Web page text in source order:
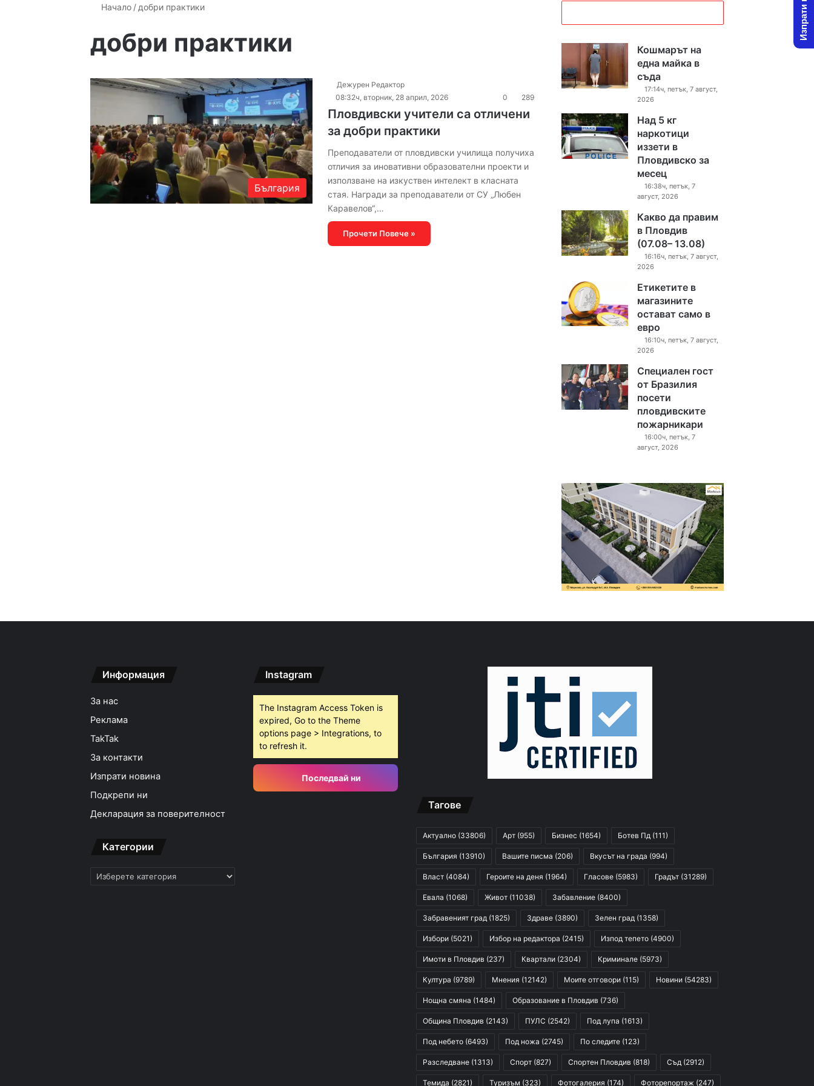
Начало / добри практики
добри практики
България
Дежурен Редактор
08:32ч, вторник, 28 април, 2026
0 289
Пловдивски учители са отличени
за добри практики
Преподаватели от пловдивски училища получиха
отличия за иновативни образователни проекти и
използване на изкуствен интелект в класната
стая. Награди за преподаватели от СУ „Любен
Каравелов“,…
Прочети Повече »
Кошмарът на
една майка в
съда
17:14ч, петък, 7 август,
2026
Над 5 кг
наркотици
иззети в
Пловдивско за
месец
16:38ч, петък, 7
август, 2026
Какво да правим
в Пловдив
(07.08– 13.08)
16:16ч, петък, 7 август,
2026
Етикетите в
магазините
остават само в
евро
16:10ч, петък, 7 август,
2026
Специален гост
от Бразилия
посети
пловдивските
пожарникари
16:00ч, петък, 7
август, 2026
Информация
За нас
Реклама
TakTak
За контакти
Изпрати новина
Подкрепи ни
Декларация за поверителност
Категории
Категории
Instagram
The Instagram Access Token is
expired, Go to the Theme
options page > Integrations, to
to refresh it.
Последвай ни
Тагове
Актуално (33806) Арт (955) Бизнес (1654) Ботев Пд (111)
България (13910) Вашите писма (206) Вкусът на града (994)
Власт (4084) Героите на деня (1964) Гласове (5983) Градът (31289)
Евала (1068) Живот (11038) Забавление (8400)
Забравеният град (1825) Здраве (3890) Зелен град (1358)
Избори (5021) Избор на редактора (2415) Изпод тепето (4900)
Имоти в Пловдив (237) Квартали (2304) Криминале (5973)
Култура (9789) Мнения (12142) Моите отговори (115) Новини (54283)
Нощна смяна (1484) Образование в Пловдив (736)
Община Пловдив (2143) ПУЛС (2542) Под лупа (1613)
Под небето (6493) Под ножа (2745) По следите (123)
Разследване (1313) Спорт (827) Спортен Пловдив (818) Съд (2912)
Темида (2821) Туризъм (323) Фотогалерия (174) Фоторепортаж (247)